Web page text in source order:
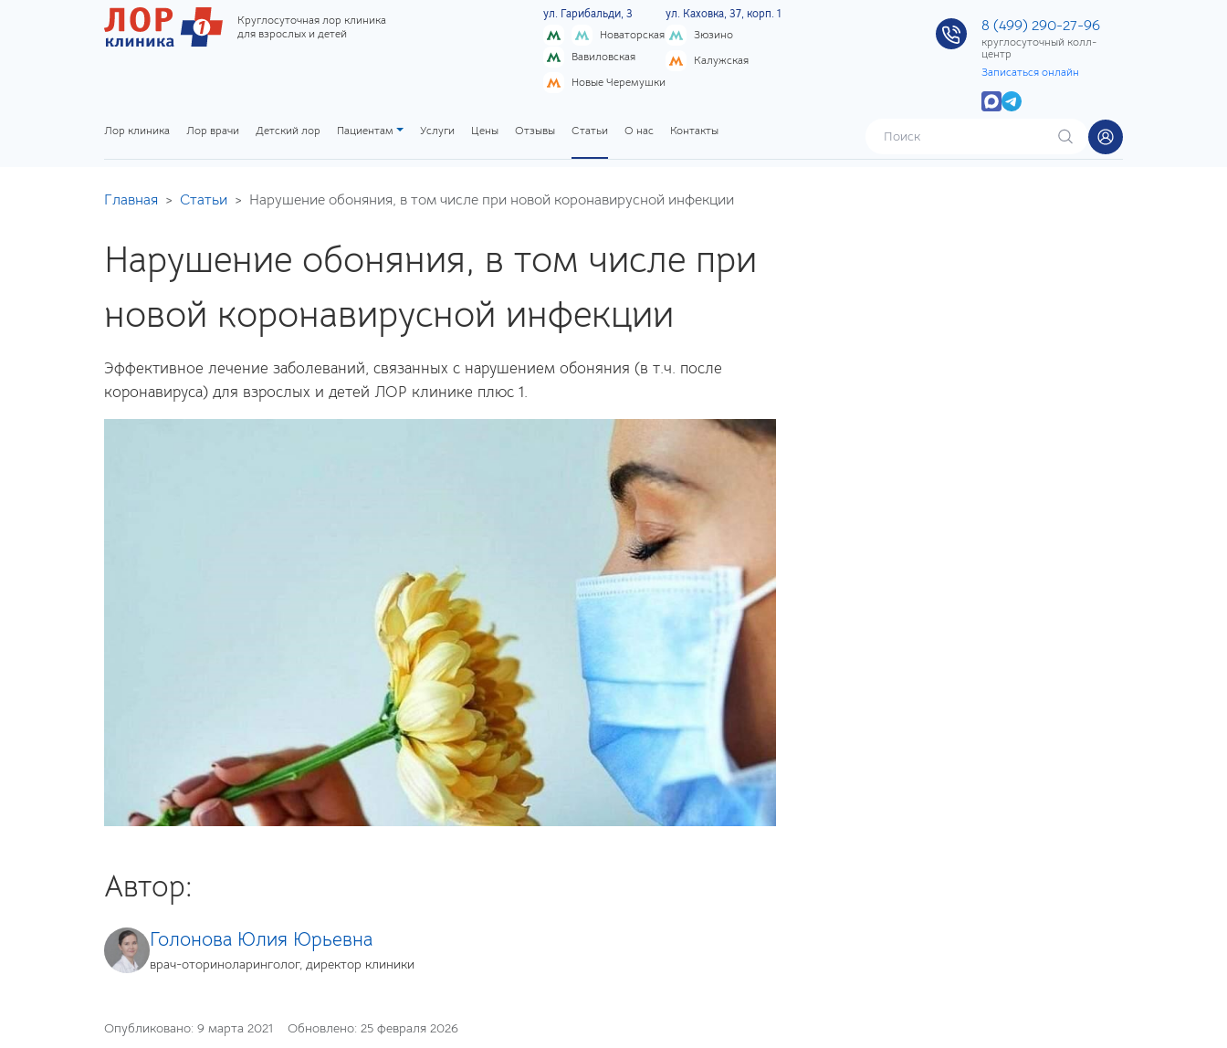
Круглосуточная лор клиника
для взрослых и детей
ул. Гарибальди, 3
Новаторская
Вавиловская
Новые Черемушки
ул. Каховка, 37, корп. 1
Зюзино
Калужская
8 (499) 290-27-96
круглосуточный колл-
центр
Записаться онлайн
Лор клиника Лор врачи Детский лор Пациентам Услуги Цены Отзывы Статьи О нас Контакты
Главная Статьи Нарушение обоняния, в том числе при новой коронавирусной инфекции
Нарушение обоняния, в том числе при
новой коронавирусной инфекции
Эффективное лечение заболеваний, связанных с нарушением обоняния (в т.ч. после
коронавируса) для взрослых и детей ЛОР клинике плюс 1.
Автор:
Голонова Юлия Юрьевна
врач-оториноларинголог, директор клиники
Опубликовано: 9 марта 2021 Обновлено: 25 февраля 2026